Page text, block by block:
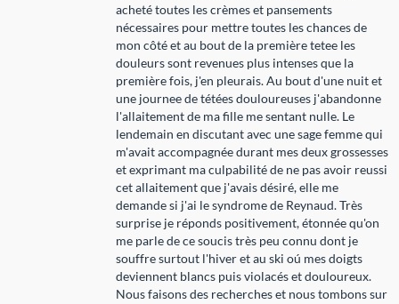
acheté toutes les crèmes et pansements
nécessaires pour mettre toutes les chances de
mon côté et au bout de la première tetee les
douleurs sont revenues plus intenses que la
première fois, j'en pleurais. Au bout d'une nuit et
une journee de tétées douloureuses j'abandonne
l'allaitement de ma fille me sentant nulle. Le
lendemain en discutant avec une sage femme qui
m'avait accompagnée durant mes deux grossesses
et exprimant ma culpabilité de ne pas avoir reussi
cet allaitement que j'avais désiré, elle me
demande si j'ai le syndrome de Reynaud. Très
surprise je réponds positivement, étonnée qu'on
me parle de ce soucis très peu connu dont je
souffre surtout l'hiver et au ski oú mes doigts
deviennent blancs puis violacés et douloureux.
Nous faisons des recherches et nous tombons sur